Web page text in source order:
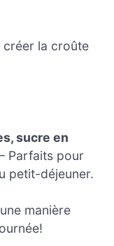
créer la croûte
sucre en
Parfaits pour
petit-déjeuner.
manière